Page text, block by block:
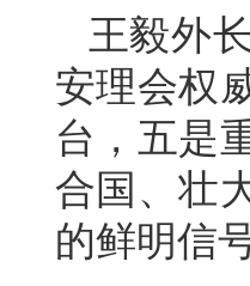
王毅外
安理会权
台，五是
合国、壮
的鲜明信